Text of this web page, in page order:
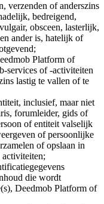
verzenden of anderszins
bedreigend,
obsceen, lasterlijk,
ander is, hatelijk of
Platform of
services of -activiteiten
lastig te vallen of te
inclusief, maar niet
forumleider, gids of
of entiteit valselijk
of persoonlijke
of opslaan in
activiteiten;
die wordt
Deedmob Platform of